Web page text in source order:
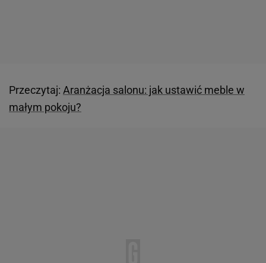
Przeczytaj: Aranżacja salonu: jak ustawić meble w
małym pokoju?